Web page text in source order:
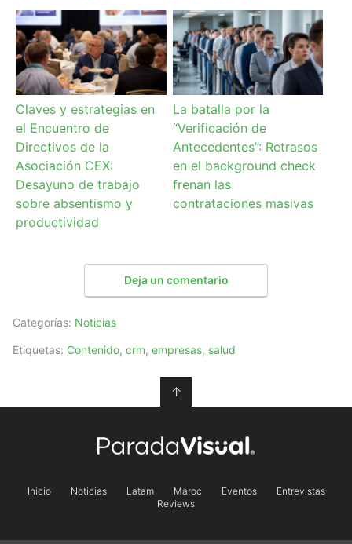
Claves y estrategias en
el Encuentro de
Directivos de la
Asociación CEX:
Desayuno de trabajo
sobre absentismo y
productividad
La batalla por la
“Verificación de
Antecedentes”: Retrasos
en el background check
frenan las
contrataciones masivas
Deja un comentario
Categorías: Noticias
Etiquetas: Contenido, crm, empresas, salud
↑
Inicio Noticias Latam Maroc Eventos
Entrevistas
Reviews